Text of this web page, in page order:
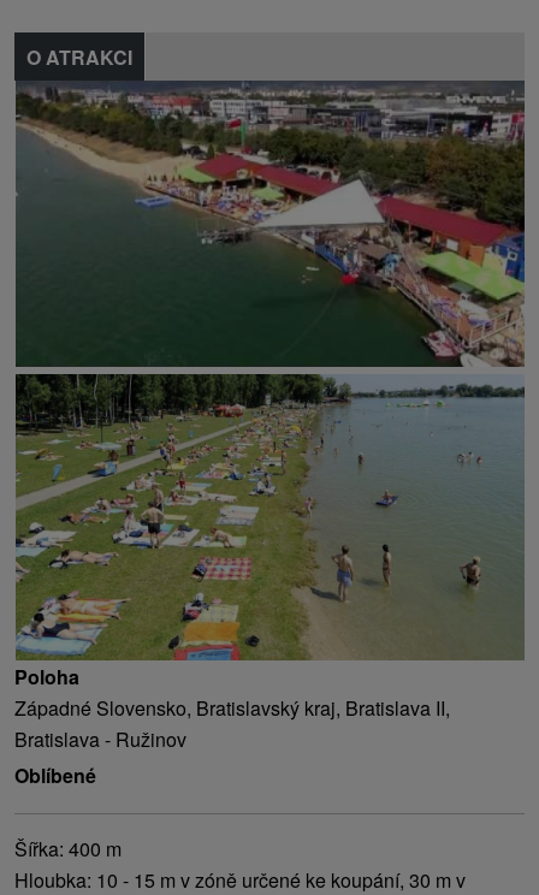
O ATRAKCI
Poloha
Západné Slovensko, Bratislavský kraj, Bratislava II,
Bratislava - Ružinov
Oblíbené
Šířka: 400 m
Hloubka: 10 - 15 m v zóně určené ke koupání, 30 m v